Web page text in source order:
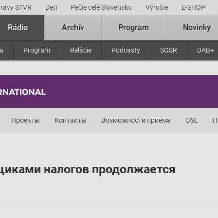
STVR Deti Pečie celé Slovensko Výročie E-SHOP
Rádio
Program Relácie Podcasty SOSR DAB+
Archív Program Novinky
Проекты Контакты Возможности приема QSL
налогов продолжается